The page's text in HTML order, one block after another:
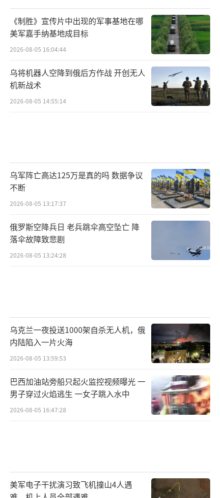
《制胜》宣传片中出现的军事基地在哪
美军嘉手纳基地成目标
2026-08-05 16:04:44
乌将机器人空降到俄后方作战 开创无人
机新战术
2026-08-05 14:55:14
乌军阵亡高达125万是真的吗 数据争议
不断
2026-08-05 13:17:37
俄罗斯空降兵日 老兵跳伞高空坠亡 降
落伞故障致悲剧
2026-08-05 13:24:28
乌克兰一夜投送1000架自杀无人机，俄
内陆陷入一片火海
2026-08-05 13:59:53
巴西加油站旁船只起火监控视频曝光 一
男子穿过火焰逃生 一女子跳入水中
2026-08-05 16:47:28
美军电子干扰演习致飞机撞山4人遇